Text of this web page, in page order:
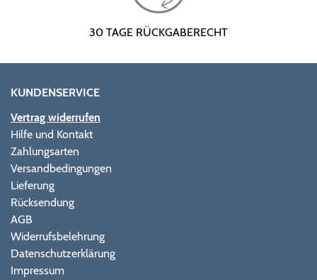
30 TAGE RÜCKGABERECHT
KUNDENSERVICE
Vertrag widerrufen
Hilfe und Kontakt
Zahlungsarten
Versandbedingungen
Lieferung
Rücksendung
AGB
Widerrufsbelehrung
Datenschutzerklärung
Impressum